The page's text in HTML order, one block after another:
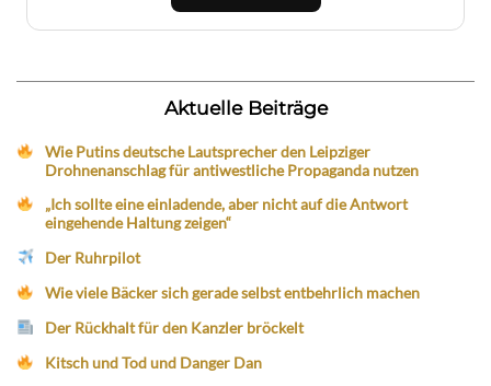
Aktuelle Beiträge
Wie Putins deutsche Lautsprecher den Leipziger
Drohnenanschlag für antiwestliche Propaganda nutzen
„Ich sollte eine einladende, aber nicht auf die Antwort
eingehende Haltung zeigen“
Der Ruhrpilot
Wie viele Bäcker sich gerade selbst entbehrlich machen
Der Rückhalt für den Kanzler bröckelt
Kitsch und Tod und Danger Dan